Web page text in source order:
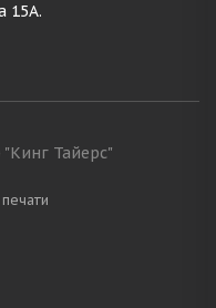
15А.
Тайерс"